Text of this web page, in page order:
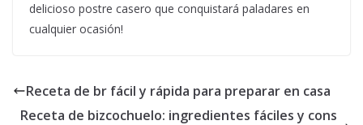
delicioso postre casero que conquistará paladares en
cualquier ocasión!
Receta de br fácil y rápida para preparar en casa
Receta de bizcochuelo: ingredientes fáciles y cons